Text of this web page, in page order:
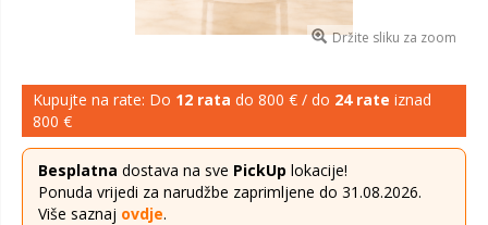
Držite sliku za zoom
Kupujte na rate: Do 12 rata do 800 € / do 24 rate iznad
800 €
Besplatna dostava na sve PickUp lokacije!
Ponuda vrijedi za narudžbe zaprimljene do 31.08.2026.
Više saznaj ovdje.